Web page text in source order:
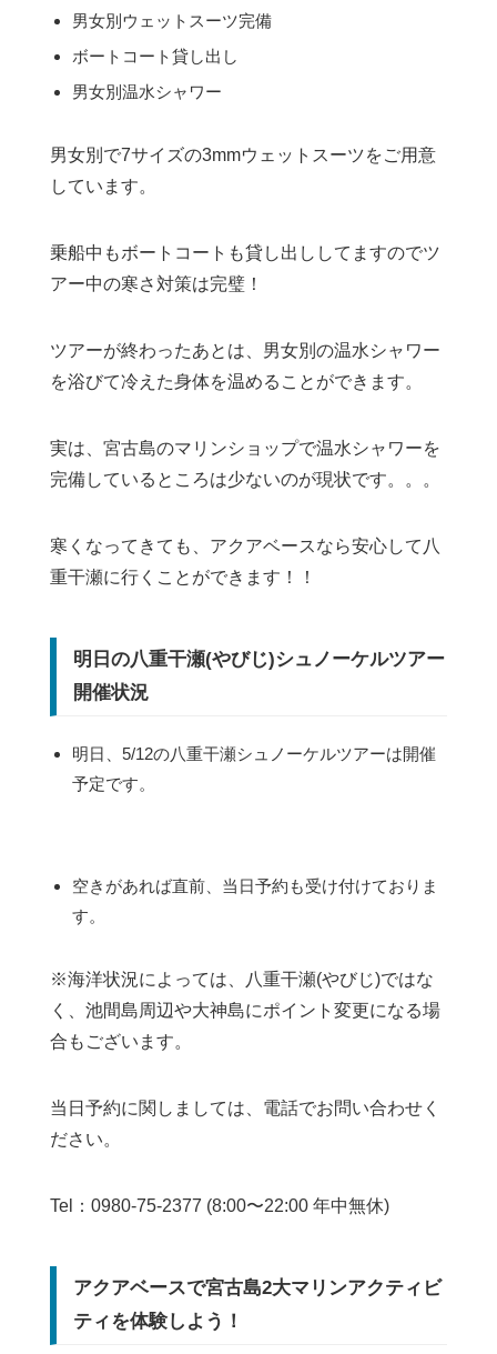
男女別ウェットスーツ完備
ボートコート貸し出し
男女別温水シャワー
男女別で7サイズの3mmウェットスーツをご用意
しています。
乗船中もボートコートも貸し出ししてますのでツ
アー中の寒さ対策は完璧！
ツアーが終わったあとは、男女別の温水シャワー
を浴びて冷えた身体を温めることができます。
実は、宮古島のマリンショップで温水シャワーを
完備しているところは少ないのが現状です。。。
寒くなってきても、アクアベースなら安心して八
重干瀬に行くことができます！！
明日の八重干瀬(やびじ)シュノーケルツアー
開催状況
明日、5/12の八重干瀬シュノーケルツアーは開催
予定です。
空きがあれば直前、当日予約も受け付けておりま
す。
※海洋状況によっては、八重干瀬(やびじ)ではな
く、池間島周辺や大神島にポイント変更になる場
合もございます。
当日予約に関しましては、電話でお問い合わせく
ださい。
Tel：0980-75-2377 (8:00〜22:00 年中無休)
アクアベースで宮古島2大マリンアクティビ
ティを体験しよう！